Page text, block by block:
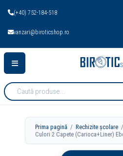
(+40) 752-184-518
vanzari@biroticshop.ro
Cauta
produse:
Prima pagină /Rechizite școlare
Culori 2 Capete (Carioca+Liner)